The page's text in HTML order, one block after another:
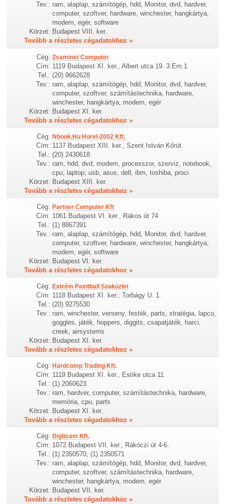
Tev.: ram, alaplap, számítógép, hdd, Monitor, dvd, hardver,
computer, szoftver, hardware, winchester, hangkártya,
modem, egér, software
Körzet: Budapest VIII. ker.
Tovább a részletes cégadatokhoz »
Cég: Zsaminet Computer
Cím: 1119 Budapest XI. ker., Albert utca 19. 3.Em.1
Tel.: (20) 9662628
Tev.: ram, alaplap, számítógép, hdd, Monitor, dvd, hardver,
computer, szoftver, számítástechnika, hardware,
winchester, hangkártya, modem, egér
Körzet: Budapest XI. ker.
Tovább a részletes cégadatokhoz »
Cég: Nbook.Hu Horel-2002 Kft.
Cím: 1137 Budapest XIII. ker., Szent István Kőrút
Tel.: (20) 2430618
Tev.: ram, hdd, dvd, modem, processzor, szerviz, notebook,
cpu, laptop, usb, asus, dell, ibm, toshiba, proci
Körzet: Budapest XIII. ker.
Tovább a részletes cégadatokhoz »
Cég: Partner Computer Kft
Cím: 1061 Budapest VI. ker., Rákos út 74
Tel.: (1) 8867391
Tev.: ram, alaplap, számítógép, hdd, Monitor, dvd, hardver,
computer, szoftver, hardware, winchester, hangkártya,
modem, egér, software
Körzet: Budapest VI. ker.
Tovább a részletes cégadatokhoz »
Cég: Extrém Paintball Szaküzlet
Cím: 1118 Budapest XI. ker., Torbágy U. 1.
Tel.: (20) 9275530
Tev.: ram, winchester, verseny, festék, parts, stratégia, lapco,
goggles, játék, hoppers, diggits, csapatjáték, harci,
creek, airsystems
Körzet: Budapest XI. ker.
Tovább a részletes cégadatokhoz »
Cég: Hardcomp Trading Kft.
Cím: 1119 Budapest XI. ker., Estike utca 11.
Tel.: (1) 2060623
Tev.: ram, hardver, computer, számítástechnika, hardware,
memória, cpu, parts
Körzet: Budapest XI. ker.
Tovább a részletes cégadatokhoz »
Cég: Digitcam Kft.
Cím: 1072 Budapest VII. ker., Rákóczi út 4-6.
Tel.: (1) 2350570, (1) 2350571
Tev.: ram, alaplap, számítógép, hdd, Monitor, dvd, hardver,
computer, szoftver, számítástechnika, hardware,
winchester, hangkártya, modem, egér
Körzet: Budapest VII. ker.
Tovább a részletes cégadatokhoz »